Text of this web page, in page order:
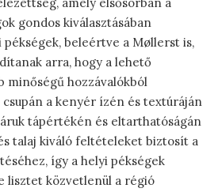
amely elsősorban a
gondos kiválasztásában
pékségek, beleértve a Møllerst is,
arra, hogy a lehető
minőségű hozzávalókból
a kenyér ízén és textúráján
tápértékén és eltarthatóságán
talaj kiváló feltételeket biztosít a
így a helyi pékségek
lisztet közvetlenül a régió